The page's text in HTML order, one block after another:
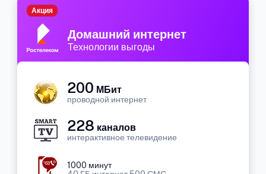
Домашний интернет
Технологии выгоды
Акция
200 МБит
проводной интернет
228 каналов
интерактивное телевидение
1000 минут